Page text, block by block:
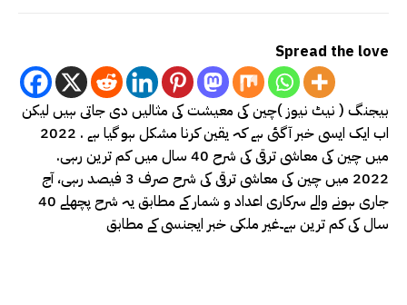
Spread the love
بیجنگ ( نیٹ نیوز )چین کی معیشت کی مثالیں دی جاتی ہیں لیکن
اب ایک ایسی خبر آ گئی ہے کہ یقین کرنا مشکل ہو گیا ہے . 2022
میں چین کی معاشی ترقی کی شرح 40 سال میں کم ترین رہی.
2022 میں چین کی معاشی ترقی کی شرح صرف 3 فیصد رہی، آج
جاری ہونے والے سرکاری اعداد و شمار کے مطابق یہ شرح پچھلے 40
سال کی کم ترین ہے۔غیر ملکی خبر ایجنسی کے مطابق